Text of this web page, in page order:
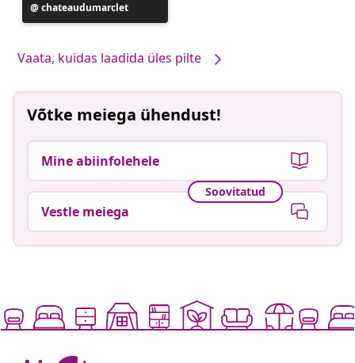
Postitus
avaldatud
chateaudumarclet
Vaata, kuidas laadida üles pilte
Võtke meiega ühendust!
Mine abiinfolehele
Soovitatud
Vestle meiega